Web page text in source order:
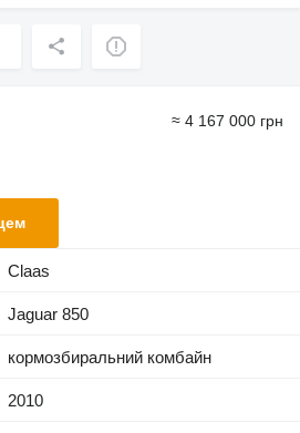
≈ 4 167 000 грн
Claas
Jaguar 850
кормозбиральний комбайн
2010